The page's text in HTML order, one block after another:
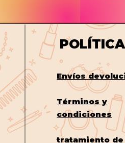
POLÍTICA
Envíos
Términos y
condiciones
tratamiento de